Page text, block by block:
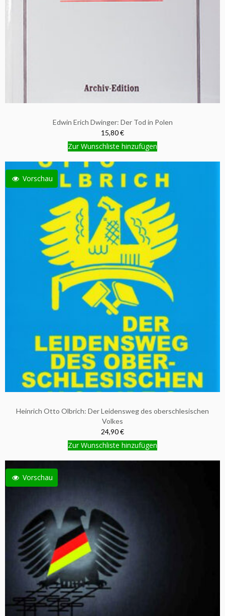
Edwin Erich Dwinger: Der Tod in Polen
15,80 €
Zur Wunschliste hinzufügen
Vorschau
Heinrich Otto Olbrich: Der Leidensweg des oberschlesischen
Volkes
24,90 €
Zur Wunschliste hinzufügen
Vorschau